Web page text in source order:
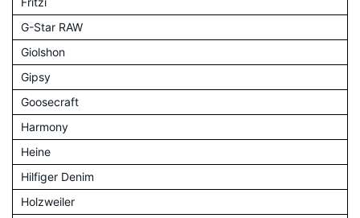
G-Star RAW
Giolshon
Gipsy
Goosecraft
Harmony
Heine
Hilfiger Denim
Holzweiler